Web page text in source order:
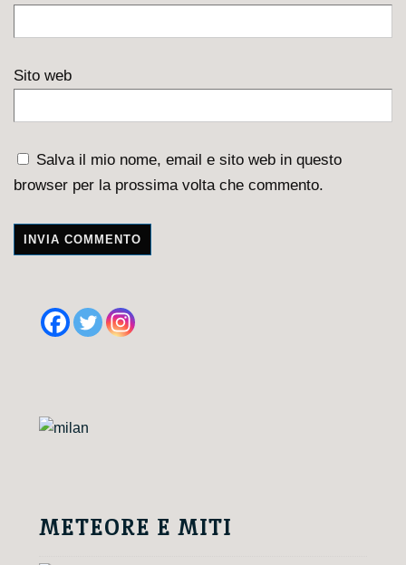
Sito web
Salva il mio nome, email e sito web in questo
browser per la prossima volta che commento.
METEORE E MITI